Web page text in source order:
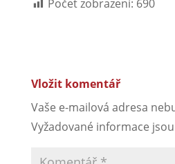
Počet zobrazení: 690
Vložit komentář
Vaše e-mailová adresa
Vyžadované informace